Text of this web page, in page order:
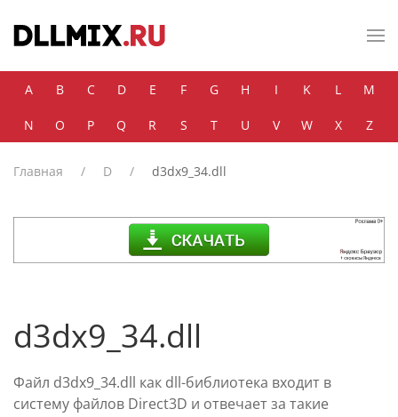
Skip to main content
A B C D E F G H I K L M
N O P Q R S T U V W X Z
Главная D d3dx9_34.dll
d3dx9_34.dll
Файл d3dx9_34.dll как dll-библиотека входит в
систему файлов Direct3D и отвечает за такие